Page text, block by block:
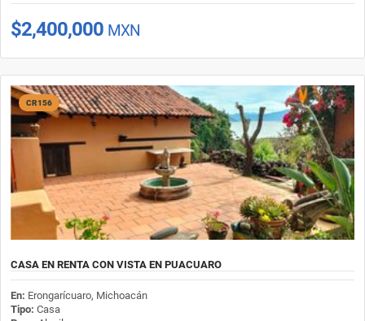
$2,400,000 MXN
CR156
CASA EN RENTA CON VISTA EN PUACUARO
En: Erongarícuaro, Michoacán
Tipo: Casa